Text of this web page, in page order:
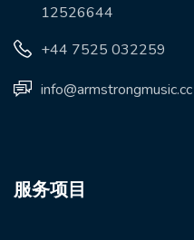
12526644
+44 7525 032259
info@armstrongmusic.cc
服务项目